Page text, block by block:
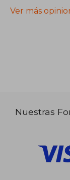
Ver más
Nuestras